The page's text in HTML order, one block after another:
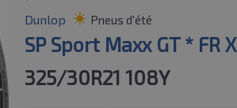
Dunlop Pneus d'été
SP Sport Maxx GT * FR
325/30R21 108Y